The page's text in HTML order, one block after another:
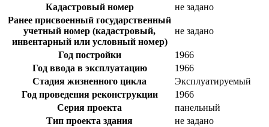
Кадастровый номер
не задано
Ранее присвоенный государственный
учетный номер (кадастровый,
инвентарный или условный номер)
не задано
Год постройки
1966
Год ввода в эксплуатацию
1966
Стадия жизненного цикла
Эксплуатируемый
Год проведения реконструкции
1966
Серия проекта
панельный
Тип проекта здания
не задано